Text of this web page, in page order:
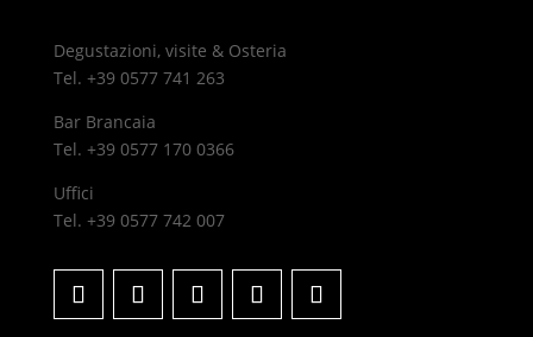
Degustazioni, visite & Osteria
Tel. +39 0577 741 263
Bar Brancaia
Tel. +39 0577 170 0366
Uffici
Tel. +39 0577 742 007